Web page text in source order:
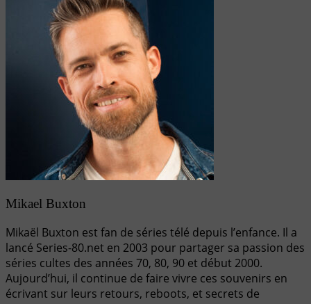
Mikael Buxton
Mikaël Buxton est fan de séries télé depuis l’enfance. Il a
lancé Series-80.net en 2003 pour partager sa passion des
séries cultes des années 70, 80, 90 et début 2000.
Aujourd’hui, il continue de faire vivre ces souvenirs en
écrivant sur leurs retours, reboots, et secrets de